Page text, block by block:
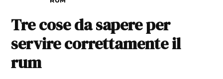
Tre cose da sapere per
servire correttamente il
rum